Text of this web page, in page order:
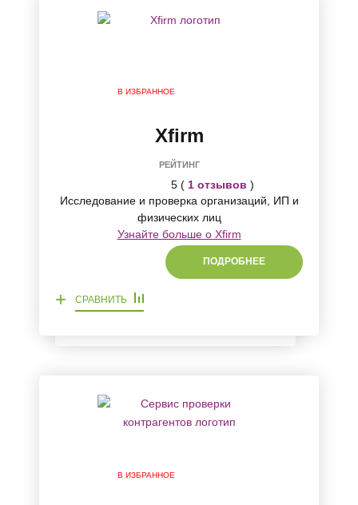
В ИЗБРАННОЕ
Xfirm
РЕЙТИНГ
5 ( 1 отзывов )
Исследование и проверка организаций, ИП и
физических лиц
Узнайте больше о Xfirm
ПОДРОБНЕЕ
+ СРАВНИТЬ
В ИЗБРАННОЕ